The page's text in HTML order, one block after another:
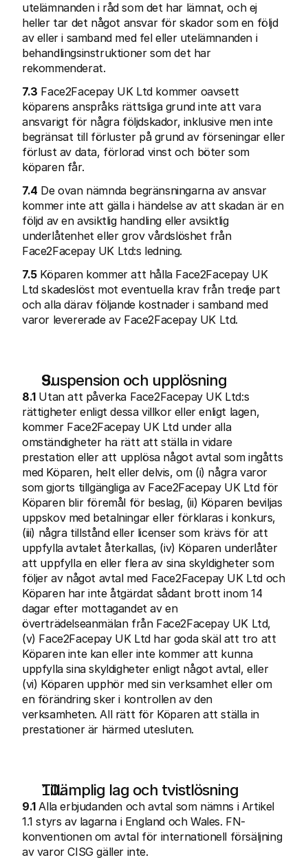
utelämnanden i råd som det har lämnat, och ej
heller tar det något ansvar för skador som en följd
av eller i samband med fel eller utelämnanden i
behandlingsinstruktioner som det har
rekommenderat.
7.3 Face2Facepay UK Ltd kommer oavsett
köparens anspråks rättsliga grund inte att vara
ansvarigt för några följdskador, inklusive men inte
begränsat till förluster på grund av förseningar eller
förlust av data, förlorad vinst och böter som
köparen får.
7.4 De ovan nämnda begränsningarna av ansvar
kommer inte att gälla i händelse av att skadan är en
följd av en avsiktlig handling eller avsiktlig
underlåtenhet eller grov vårdslöshet från
Face2Facepay UK Ltd:s ledning.
7.5 Köparen kommer att hålla Face2Facepay UK
Ltd skadeslöst mot eventuella krav från tredje part
och alla därav följande kostnader i samband med
varor levererade av Face2Facepay UK Ltd.
Suspension och upplösning
8.1 Utan att påverka Face2Facepay UK Ltd:s
rättigheter enligt dessa villkor eller enligt lagen,
kommer Face2Facepay UK Ltd under alla
omständigheter ha rätt att ställa in vidare
prestation eller att upplösa något avtal som ingåtts
med Köparen, helt eller delvis, om (i) några varor
som gjorts tillgängliga av Face2Facepay UK Ltd för
Köparen blir föremål för beslag, (ii) Köparen beviljas
uppskov med betalningar eller förklaras i konkurs,
(iii) några tillstånd eller licenser som krävs för att
uppfylla avtalet återkallas, (iv) Köparen underlåter
att uppfylla en eller flera av sina skyldigheter som
följer av något avtal med Face2Facepay UK Ltd och
Köparen har inte åtgärdat sådant brott inom 14
dagar efter mottagandet av en
överträdelseanmälan från Face2Facepay UK Ltd,
(v) Face2Facepay UK Ltd har goda skäl att tro att
Köparen inte kan eller inte kommer att kunna
uppfylla sina skyldigheter enligt något avtal, eller
(vi) Köparen upphör med sin verksamhet eller om
en förändring sker i kontrollen av den
verksamheten. All rätt för Köparen att ställa in
prestationer är härmed utesluten.
Tillämplig lag och tvistlösning
9.1 Alla erbjudanden och avtal som nämns i Artikel
1.1 styrs av lagarna i England och Wales. FN-
konventionen om avtal för internationell försäljning
av varor CISG gäller inte.